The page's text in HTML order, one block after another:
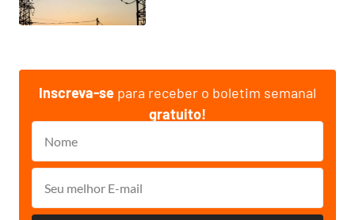
Inscreva-se para receber o boletim semanal
gratuito!